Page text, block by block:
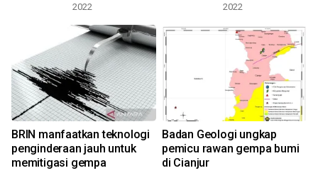
2022
2022
BRIN manfaatkan teknologi
penginderaan jauh untuk
memitigasi gempa
Badan Geologi ungkap
pemicu rawan gempa bumi
di Cianjur